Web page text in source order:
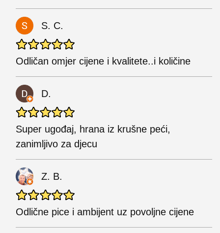
S. C.
Odličan omjer cijene i kvalitete..i količine
D.
Super ugođaj, hrana iz krušne peći,
zanimljivo za djecu
Z. B.
Odlične pice i ambijent uz povoljne cijene